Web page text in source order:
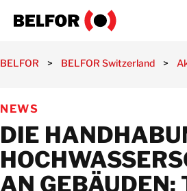
LEISTUNGEN
AKTUELLES
JOBS
BELFOR > BELFOR Switzerland >
NEWS
DIE
AN GEBÄUDEN: